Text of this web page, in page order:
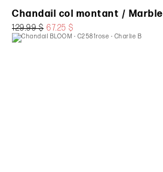
Chandail col montant / Marble
129.99 $ 67.25 $